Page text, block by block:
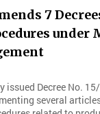
7
under
issued Decree No.
several